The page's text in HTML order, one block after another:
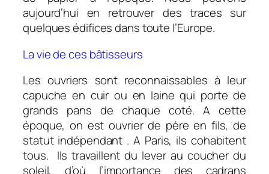
aujourd’hui en retrouver des traces sur
quelques édifices dans toute l’Europe.
La vie de ces bâtisseurs
Les ouvriers sont reconnaissables à leur
capuche en cuir ou en laine qui porte de
grands pans de chaque coté. A cette
époque, on est ouvrier de père en fils, de
statut indépendant . A Paris, ils cohabitent
tous. Ils travaillent du lever au coucher du
soleil, d’où l’importance des cadrans